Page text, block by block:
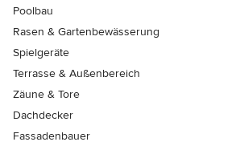
Poolbau
Rasen & Gartenbewässerung
Spielgeräte
Terrasse & Außenbereich
Zäune & Tore
Dachdecker
Fassadenbauer